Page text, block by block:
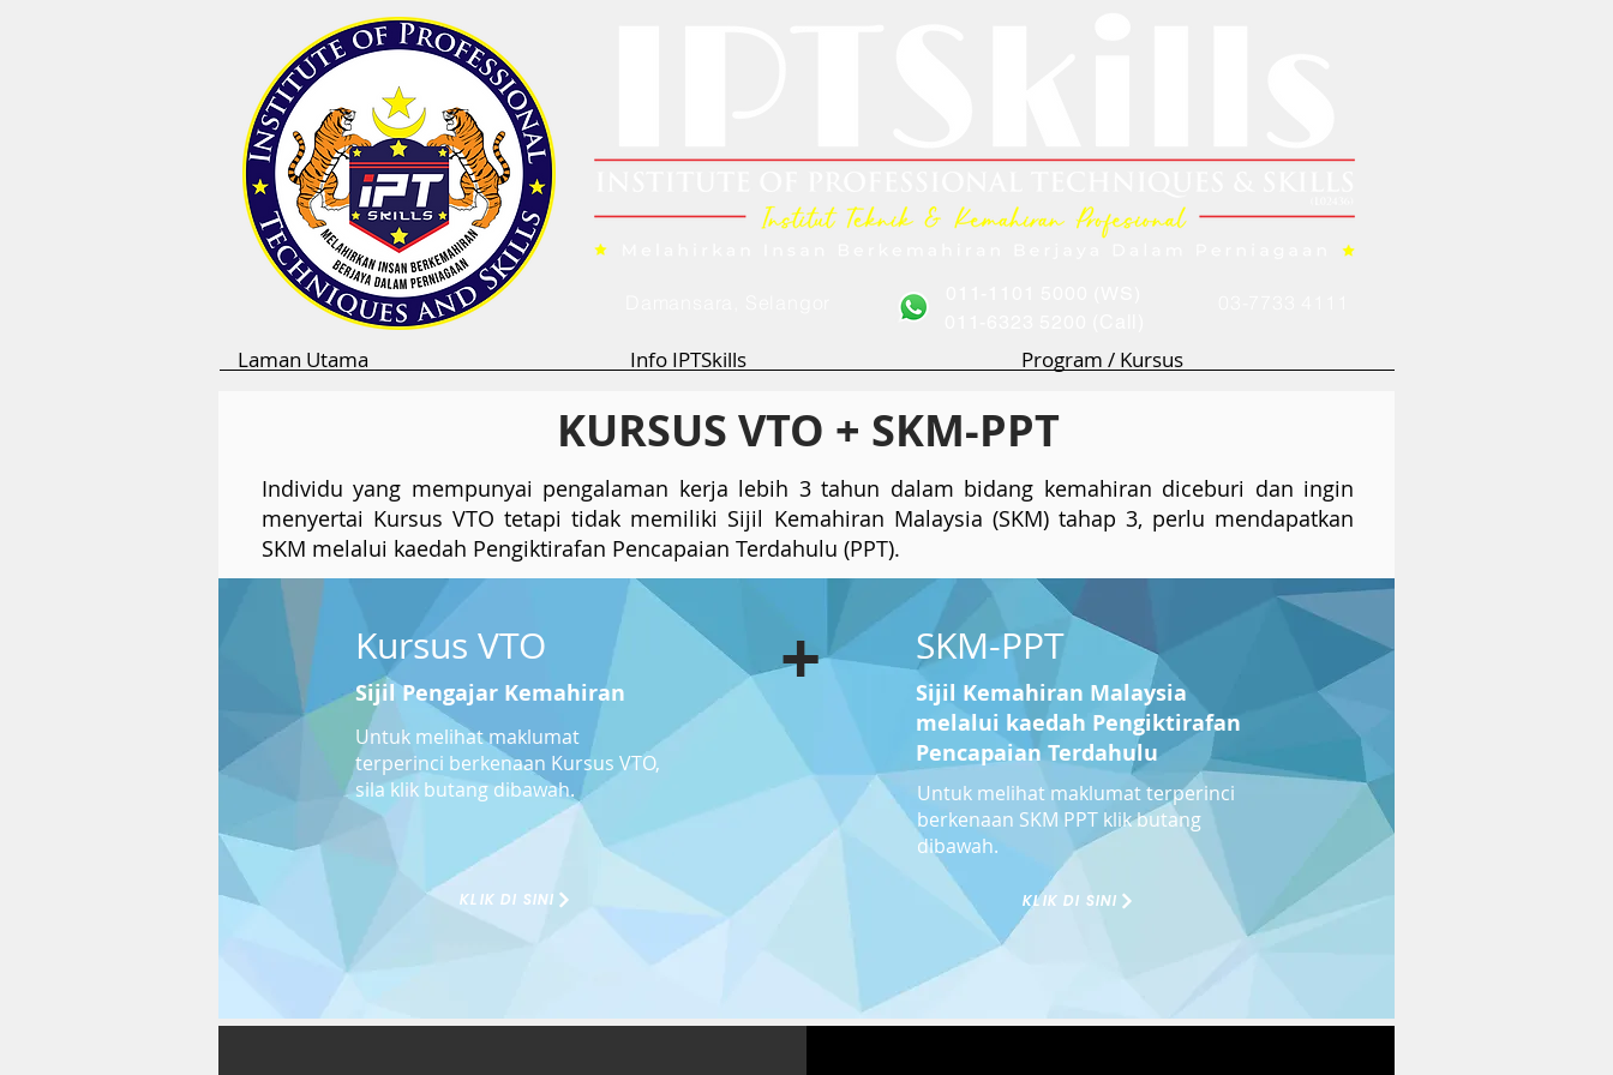
Laman Utama Info IPTSkills Program / Kursus
KURSUS VTO + SKM-PPT
Individu yang mempunyai pengalaman kerja lebih 3 tahun dalam bidang kemahiran diceburi dan ingin
menyertai Kursus VTO tetapi tidak memiliki Sijil Kemahiran Malaysia (SKM) tahap 3, perlu mendapatkan
SKM melalui kaedah Pengiktirafan Pencapaian Terdahulu (PPT).
Kursus VTO
Sijil Pengajar Kemahiran
Untuk melihat maklumat
terperinci berkenaan Kursus VTO,
sila klik butang dibawah.
KLIK DI SINI
+ SKM-PPT
Sijil Kemahiran Malaysia
melalui kaedah Pengiktirafan
Pencapaian Terdahulu
Untuk melihat maklumat terperinci
berkenaan SKM PPT klik butang
dibawah.
KLIK DI SINI